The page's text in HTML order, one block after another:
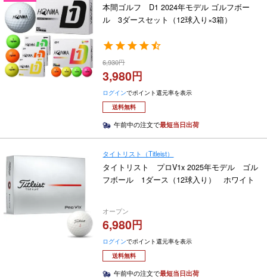
本間ゴルフ D1 2024年モデル ゴルフボー
ル 3ダースセット（12球入り×3箱）
6,930
3,980
ログインでポイント還元率を表示
送料無料
午前中の注文で最短当日出荷
タイトリスト（Titleist）
タイトリスト プロV1x 2025年モデル ゴル
フボール 1ダース（12球入り） ホワイト
オープン
6,980
ログインでポイント還元率を表示
送料無料
午前中の注文で最短当日出荷